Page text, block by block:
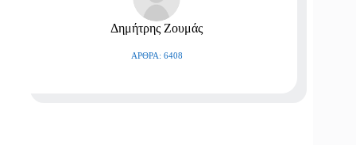
Δημήτρης Ζουμάς
ΆΡΘΡΑ: 6408